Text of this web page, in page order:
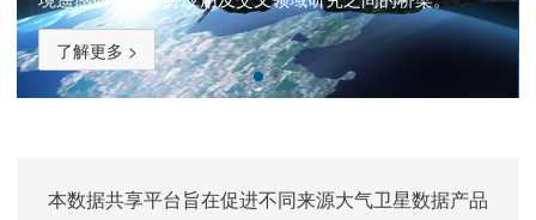
了解更多 >
本数据共享平台旨在促进不同来源大气卫星数据产品